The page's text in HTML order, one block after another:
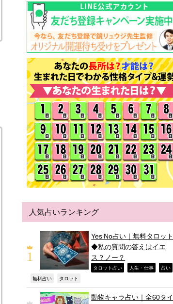
人気占いランキング
Yes No占い｜無料タロット
◆私の質問の答えはイエ
ス？ノー？
タロット占い 人生・仕事 占い
無料占い タロット
動物キャラ占い｜全60タイ